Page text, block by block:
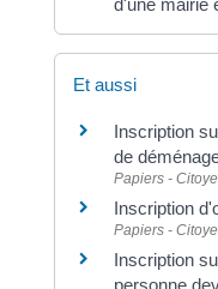
Et aussi
Inscription
de
Papiers -
Inscription
Papiers -
Inscription
personne